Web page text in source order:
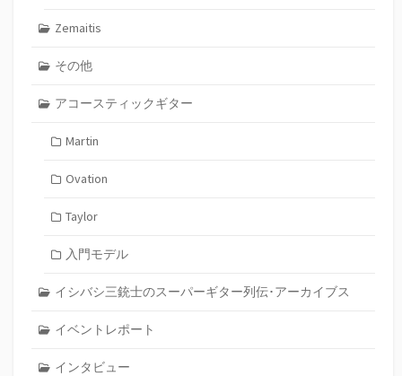
Zemaitis
その他
アコースティックギター
Martin
Ovation
Taylor
入門モデル
イシバシ三銃士のスーパーギター列伝･アーカイブス
イベントレポート
インタビュー